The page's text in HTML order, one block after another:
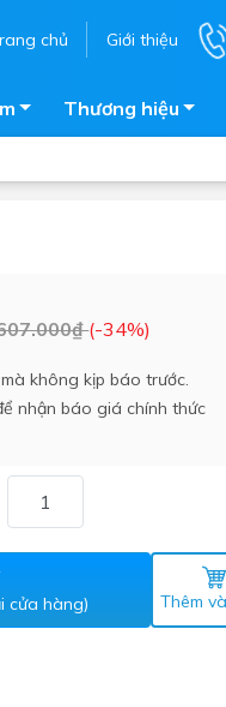
chủ Giới thiệu
bảo ôn
nhựa tự hoại
nóng lạnh
tư
nước nóng gián tiếp
Thương hiệu
(-34%)
không kịp báo trước.
nhận báo giá chính thức
cửa hàng) Thêm